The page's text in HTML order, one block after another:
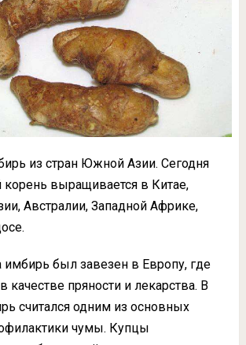
из стран Южной Азии. Сегодня
корень выращивается в Китае,
Австралии, Западной Африке,
был завезен в Европу, где
качестве пряности и лекарства. В
считался одним из основных
чумы. Купцы